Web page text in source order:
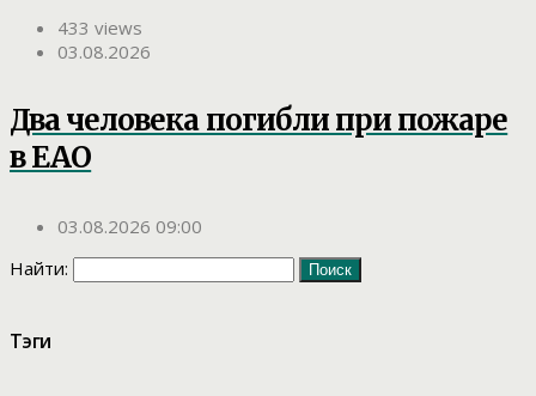
433 views
03.08.2026
Два человека погибли при пожаре
в ЕАО
03.08.2026 09:00
Найти:
Тэги